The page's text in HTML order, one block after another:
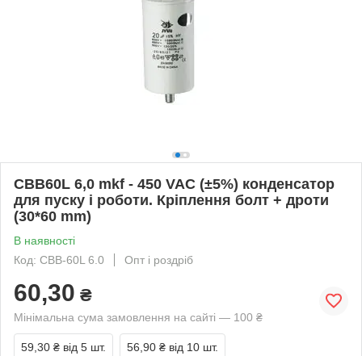
CBB60L 6,0 mkf - 450 VAC (±5%) конденсатор
для пуску і роботи. Кріплення болт + дроти
(30*60 mm)
В наявності
Код: CBB-60L 6.0
Опт і роздріб
60,30 ₴
Мінімальна сума замовлення на сайті — 100 ₴
59,30 ₴ від 5 шт. 56,90 ₴ від 10 шт.